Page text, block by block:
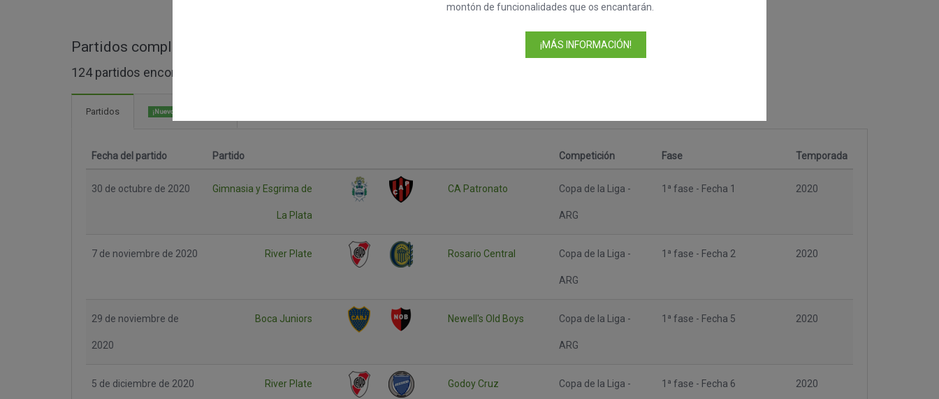
Partidos completos de Copa de la Liga - ARG
124 partidos encontrados
Partidos ¡Nuevo!
Fecha del partido Partido Competición Fase Temporada
30 de octubre de 2020 Gimnasia y Esgrima de
La Plata
CA Patronato Copa de la Liga -
ARG
1ª fase - Fecha 1 2020
7 de noviembre de 2020 River Plate Rosario Central Copa de la Liga -
ARG
1ª fase - Fecha 2 2020
29 de noviembre de
2020
Boca Juniors Newell's Old Boys Copa de la Liga -
ARG
1ª fase - Fecha 5 2020
5 de diciembre de 2020 River Plate Godoy Cruz Copa de la Liga - 1ª fase - Fecha 6 2020
montón de funcionalidades que os encantarán.
¡MÁS INFORMACIÓN!